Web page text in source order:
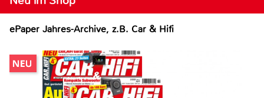
ePaper Jahres-Archive, z.B. Car & Hifi